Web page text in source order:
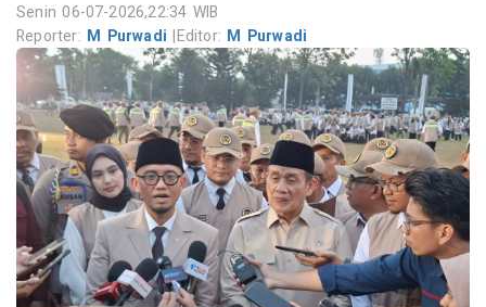
Senin 06-07-2026,22:34 WIB
Reporter: M Purwadi|Editor: M Purwadi